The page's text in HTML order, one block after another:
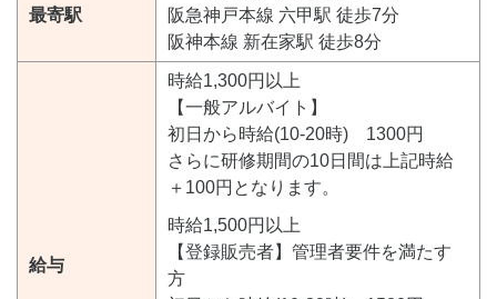
最寄駅
阪急神戸本線 六甲駅 徒歩7分
阪神本線 新在家駅 徒歩8分
給与
時給1,300円以上
【一般アルバイト】
初日から時給(10-20時) 1300円
さらに研修期間の10日間は上記時給
＋100円となります。
時給1,500円以上
【登録販売者】管理者要件を満たす
方